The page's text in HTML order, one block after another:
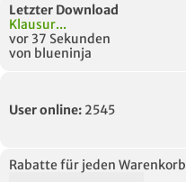
Letzter Download
Klausur...
vor 37 Sekunden
von blueninja
User online: 2545
Rabatte für jeden Warenkorb